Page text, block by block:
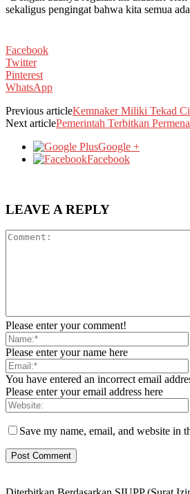
sekaligus pengingat bahwa kita semua
Facebook
Twitter
Pinterest
WhatsApp
Previous articleKemnaker Miliki Tekad
Next articlePemerintah Terbitkan
Google +
Facebook
LEAVE A REPLY
Please enter your comment!
Please enter your name here
You have entered an incorrect email
Please enter your email address here
Save my name, email, and website in